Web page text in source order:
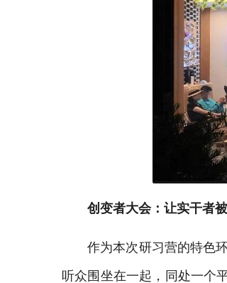
创变者大会：让实干者
作为本次研习营的特色
听众围坐在一起，同处一个